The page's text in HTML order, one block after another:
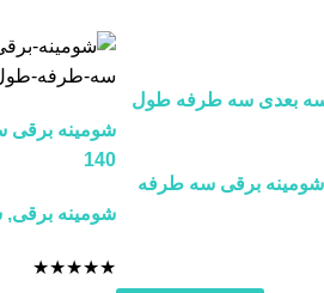
سه بعدی سه طرفه طول
شومینه برقی سه طرفه
شومینه
140
شومینه برقی,
★
★
★
★
★